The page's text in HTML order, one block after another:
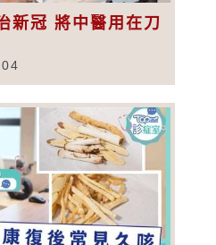
新冠 將中醫用在刀